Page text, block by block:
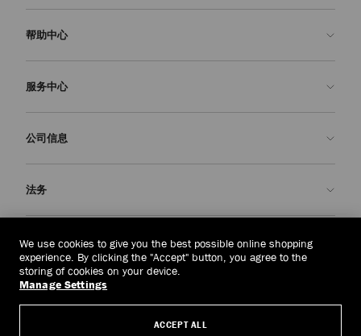
帮助中心
常见问题解答
提交退货
送货
服务中心
定制服务
保修服务
公司信息
我们的历史
我们的影响与责任
我們的影響與責任
匠心工艺
法务
条款与条件
被遗忘权
主体访问请求表
越南(₫)
We use cookies to give you the best possible online shopping
experience. By clicking the "Accept" button, you agree to the
storing of cookies on your device.
Manage Settings
ACCEPT ALL